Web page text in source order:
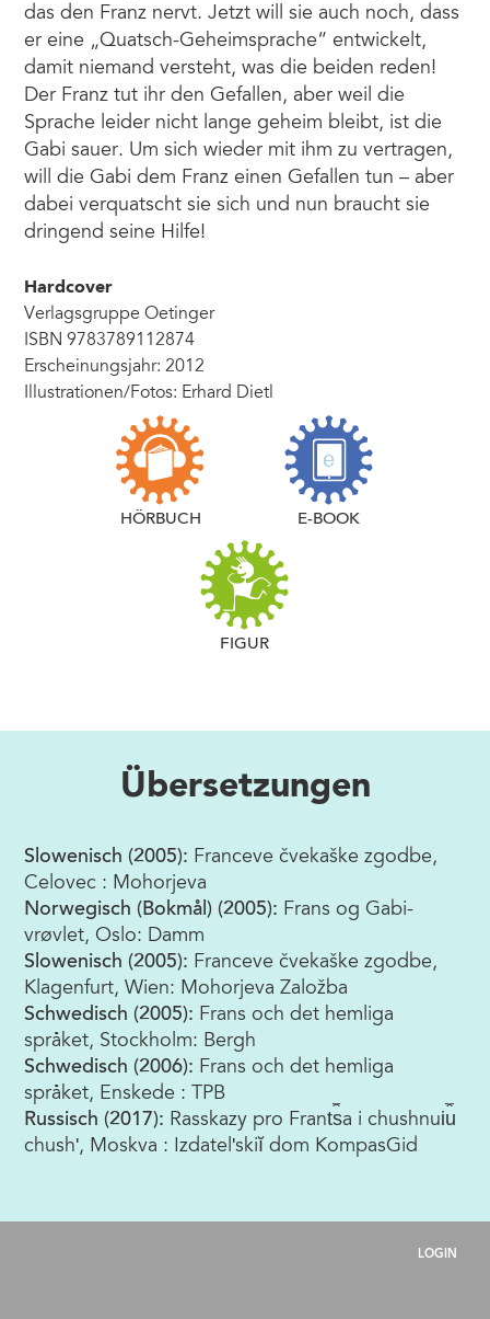
das den Franz nervt. Jetzt will sie auch noch, dass
er eine „Quatsch-Geheimsprache“ entwickelt,
damit niemand versteht, was die beiden reden!
Der Franz tut ihr den Gefallen, aber weil die
Sprache leider nicht lange geheim bleibt, ist die
Gabi sauer. Um sich wieder mit ihm zu vertragen,
will die Gabi dem Franz einen Gefallen tun – aber
dabei verquatscht sie sich und nun braucht sie
dringend seine Hilfe!
Hardcover
Verlagsgruppe Oetinger
ISBN 9783789112874
Erscheinungsjahr: 2012
Illustrationen/Fotos: Erhard Dietl
HÖRBUCH E-BOOK
FIGUR
Übersetzungen
Slowenisch (2005): Franceve čvekaške zgodbe,
Celovec : Mohorjeva
Norwegisch (Bokmål) (2005): Frans og Gabi-
vrøvlet, Oslo: Damm
Slowenisch (2005): Franceve čvekaške zgodbe,
Klagenfurt, Wien: Mohorjeva Založba
Schwedisch (2005): Frans och det hemliga
språket, Stockholm: Bergh
Schwedisch (2006): Frans och det hemliga
språket, Enskede : TPB
Russisch (2017): Rasskazy pro Frant︠s︡a i chushnui︠u︡
chushʹ, Moskva : Izdatelʹskiĭ dom KompasGid
LOGIN